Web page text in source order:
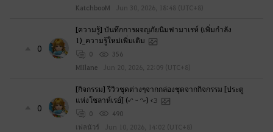
KatchbooM
Jun 30, 2026, 18:48 (UTC+8)
0
[ความรู้] บันทึกการผจญภัยนิมฟามาเรห์ (เพิ่มกำลัง
1)_ความรู้ใหม่เพิ่มเติม
0
356
MiIlane
Jun 20, 2026, 22:09 (UTC+8)
0
[กิจกรรม] รีวิวชุดต่างๆจากกล่องชุดจากกิจกรรม [ประตู
แห่งโซลาห์เรย์] (˶ᵔ ᵕ ᵔ˶) ‹𝟹
0
490
เฟลนัวร์
Jun 10, 2026, 14:02 (UTC+8)